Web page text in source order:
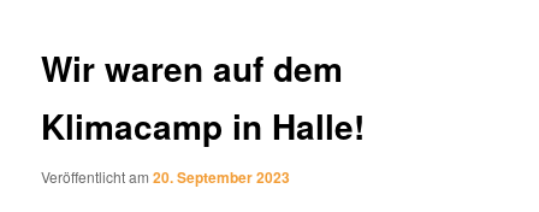
Wir waren auf dem
Klimacamp in Halle!
Veröffentlicht am20. September 2023